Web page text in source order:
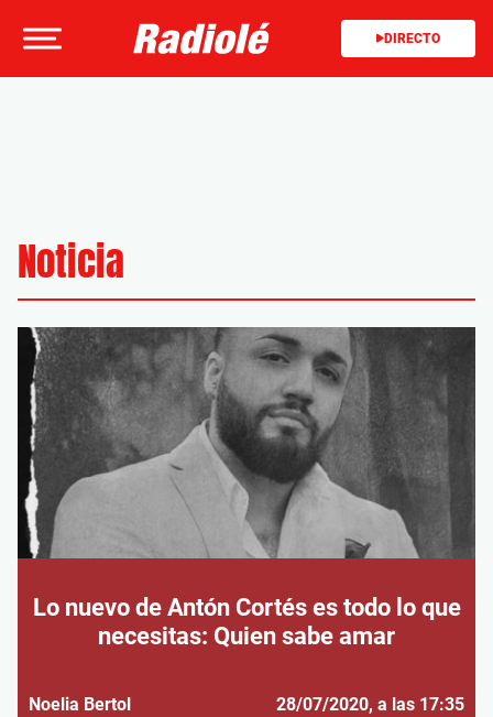
DIRECTO
Noticia
Lo nuevo de Antón Cortés es todo lo que
necesitas: Quien sabe amar
Noelia Bertol 28/07/2020, a las 17:35